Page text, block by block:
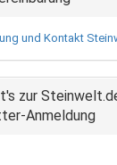
zur
Anmeldung